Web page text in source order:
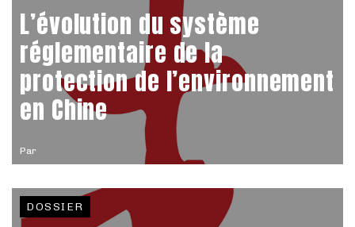
Par
L’évolution du système
réglementaire de la
protection de l’environnement
en Chine
DOSSIER